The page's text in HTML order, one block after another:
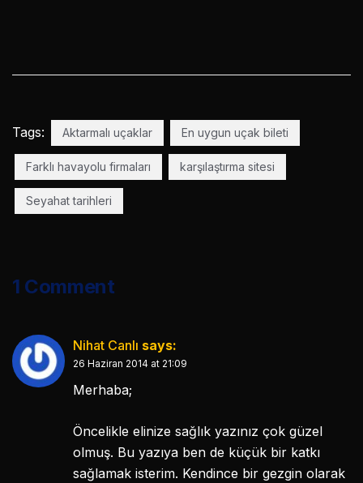
Tags: Aktarmalı uçaklar En uygun uçak bileti
Farklı havayolu firmaları karşılaştırma sitesi
Seyahat tarihleri
1 Comment
Nihat Canlı says:
26 Haziran 2014 at 21:09
Merhaba;
Öncelikle elinize sağlık yazınız çok güzel
olmuş. Bu yazıya ben de küçük bir katkı
sağlamak isterim. Kendince bir gezgin olarak